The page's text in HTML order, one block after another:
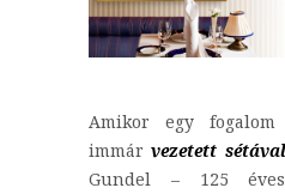
Amikor egy
immárvezetett sétával
Gundel – 125